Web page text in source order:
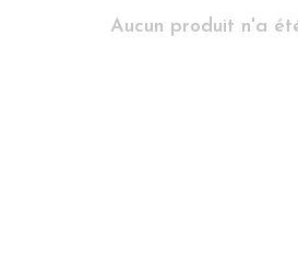
Aucun produit n'a